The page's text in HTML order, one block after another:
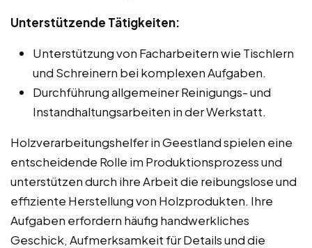
Unterstützende Tätigkeiten:
Unterstützung von Facharbeitern wie Tischlern
und Schreinern bei komplexen Aufgaben.
Durchführung allgemeiner Reinigungs- und
Instandhaltungsarbeiten in der Werkstatt.
Holzverarbeitungshelfer in Geestland spielen eine
entscheidende Rolle im Produktionsprozess und
unterstützen durch ihre Arbeit die reibungslose und
effiziente Herstellung von Holzprodukten. Ihre
Aufgaben erfordern häufig handwerkliches
Geschick, Aufmerksamkeit für Details und die